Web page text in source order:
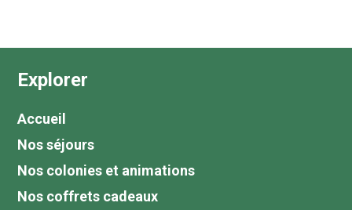
Explorer
Accueil
Nos séjours
Nos colonies et animations
Nos coffrets cadeaux